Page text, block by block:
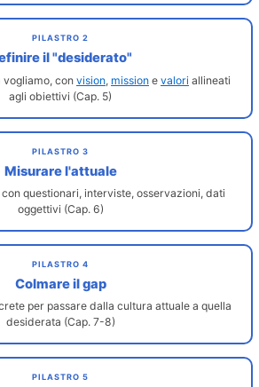
PILASTRO 2
il "desiderato"
con vision, mission e valori allineati
agli obiettivi (Cap. 5)
PILASTRO 3
Misurare l'attuale
questionari, interviste, osservazioni, dati
oggettivi (Cap. 6)
PILASTRO 4
Colmare il gap
per passare dalla cultura attuale a quella
desiderata (Cap. 7-8)
PILASTRO 5